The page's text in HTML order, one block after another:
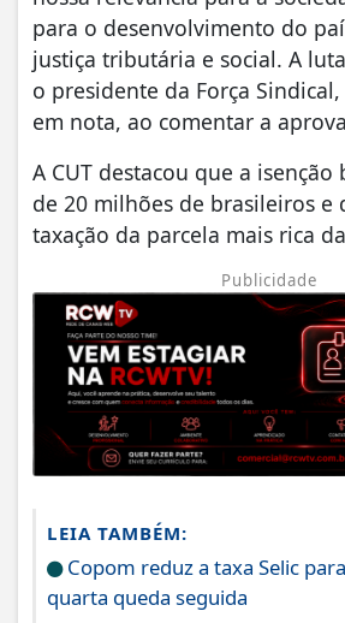
para o desenvolvimento do
justiça tributária e social. A
o presidente da Força
em nota, ao comentar a
A CUT destacou que a
de 20 milhões de brasileiros e
taxação da parcela mais rica
Publicidade
LEIA TAMBÉM:
Copom reduz a taxa Selic
quarta queda seguida